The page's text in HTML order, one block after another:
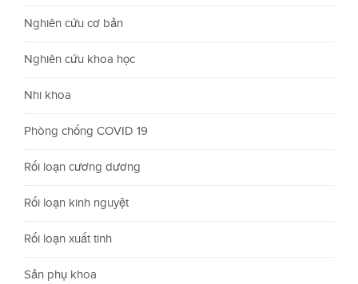
Nghiên cứu cơ bản
Nghiên cứu khoa học
Nhi khoa
Phòng chống COVID 19
Rối loạn cương dương
Rối loạn kinh nguyệt
Rối loạn xuất tinh
Sản phụ khoa